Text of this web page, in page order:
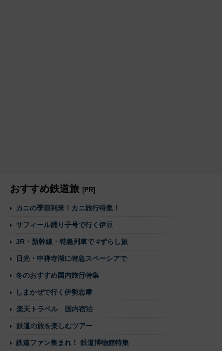
おすすめ鉄道旅 [PR]
カニの季節到来！カニ旅行特集！
サフィール踊り子号で行く伊豆
JR・新幹線・特急列車で #ずらし旅
日光・中禅寺湖に特急スペーシアで
冬のおすすめ国内旅行特集
しまかぜで行く伊勢志摩
楽天トラベル 国内宿泊
鉄道の旅を楽しむツアー
鉄道ファン集まれ！ 鉄道博物館特集